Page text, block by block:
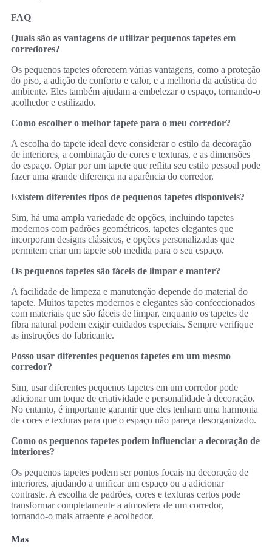
FAQ
Quais são as vantagens de utilizar pequenos tapetes em
corredores?
Os pequenos tapetes oferecem várias vantagens, como a proteção
do piso, a adição de conforto e calor, e a melhoria da acústica do
ambiente. Eles também ajudam a embelezar o espaço, tornando-o
acolhedor e estilizado.
Como escolher o melhor tapete para o meu corredor?
A escolha do tapete ideal deve considerar o estilo da decoração
de interiores, a combinação de cores e texturas, e as dimensões
do espaço. Optar por um tapete que reflita seu estilo pessoal pode
fazer uma grande diferença na aparência do corredor.
Existem diferentes tipos de pequenos tapetes disponíveis?
Sim, há uma ampla variedade de opções, incluindo tapetes
modernos com padrões geométricos, tapetes elegantes que
incorporam designs clássicos, e opções personalizadas que
permitem criar um tapete sob medida para o seu espaço.
Os pequenos tapetes são fáceis de limpar e manter?
A facilidade de limpeza e manutenção depende do material do
tapete. Muitos tapetes modernos e elegantes são confeccionados
com materiais que são fáceis de limpar, enquanto os tapetes de
fibra natural podem exigir cuidados especiais. Sempre verifique
as instruções do fabricante.
Posso usar diferentes pequenos tapetes em um mesmo
corredor?
Sim, usar diferentes pequenos tapetes em um corredor pode
adicionar um toque de criatividade e personalidade à decoração.
No entanto, é importante garantir que eles tenham uma harmonia
de cores e texturas para que o espaço não pareça desorganizado.
Como os pequenos tapetes podem influenciar a decoração de
interiores?
Os pequenos tapetes podem ser pontos focais na decoração de
interiores, ajudando a unificar um espaço ou a adicionar
contraste. A escolha de padrões, cores e texturas certos pode
transformar completamente a atmosfera de um corredor,
tornando-o mais atraente e acolhedor.
Mas